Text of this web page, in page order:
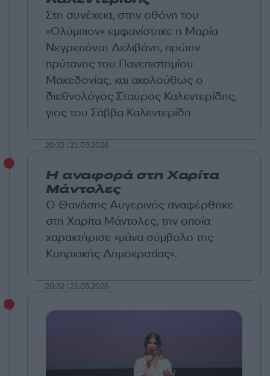
Στη συνέχεια, στην οθόνη του
«Ολύμπιον» εμφανίστηκε η Μαρία
Νεγρεπόντη Δελιβάνη, πρώην
πρύτανης του Πανεπιστημίου
Μακεδονίας, και ακολούθως ο
διεθνολόγος Σταύρος Καλεντερίδης,
γιος του Σάββα Καλεντερίδη
20:32 | 21.05.2026
Η αναφορά στη Χαρίτα
Μάντολες
Ο Θανάσης Αυγερινός αναφέρθηκε
στη Χαρίτα Μάντολες, την οποία
χαρακτήρισε «μάνα σύμβολο της
Κυπριακής Δημοκρατίας».
20:32 | 21.05.2026